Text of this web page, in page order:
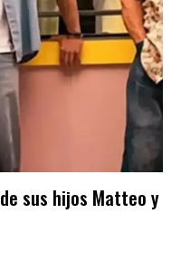
sus hijos Matteo y